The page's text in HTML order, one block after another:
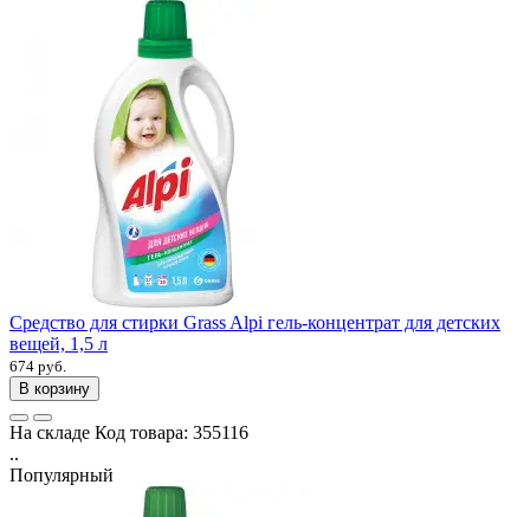
Средство для стирки Grass Alpi гель-концентрат для детских
вещей, 1,5 л
674 руб.
В корзину
На складе Код товара: 355116
..
Популярный